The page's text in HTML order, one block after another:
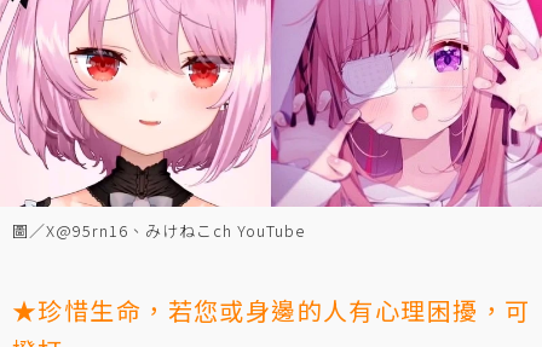
圖／X@95rn16、みけねこch YouTube
★珍惜生命，若您或身邊的人有心理困擾，可